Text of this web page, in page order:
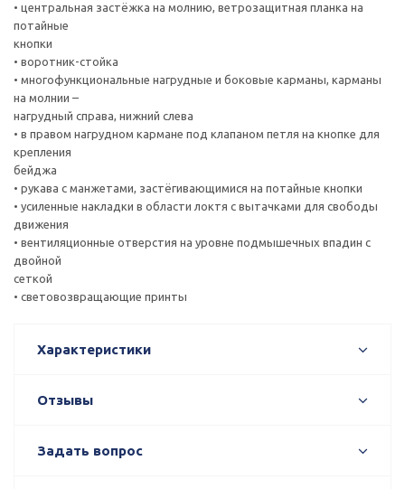
• центральная застёжка на молнию, ветрозащитная планка на
потайные
кнопки
• воротник-стойка
• многофункциональные нагрудные и боковые карманы, карманы
на молнии –
нагрудный справа, нижний слева
• в правом нагрудном кармане под клапаном петля на кнопке для
крепления
бейджа
• рукава с манжетами, застёгивающимися на потайные кнопки
• усиленные накладки в области локтя с вытачками для свободы
движения
• вентиляционные отверстия на уровне подмышечных впадин с
двойной
сеткой
• световозвращающие принты
Характеристики
Отзывы
Задать вопрос